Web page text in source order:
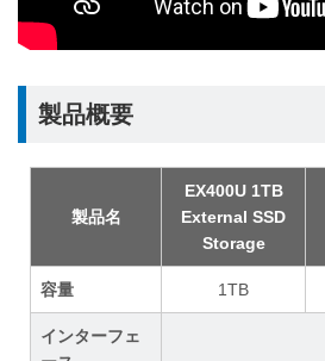
製品概要
製品名
EX400U 1TB
External SSD
Storage
容量 1TB
インターフェ